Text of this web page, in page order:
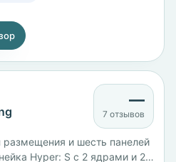
—
7 отзывов
размещения и шесть панелей
Hyper: S с 2 ядрами и 2